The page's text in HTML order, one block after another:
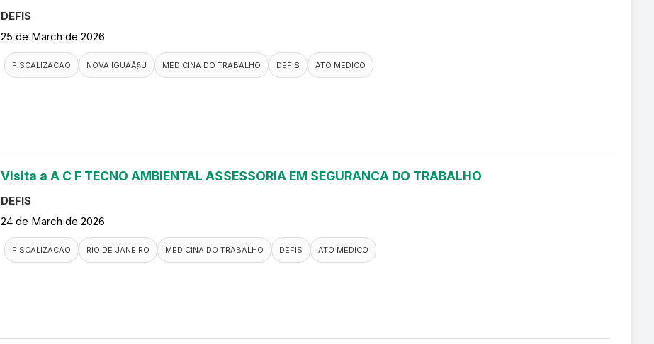
DEFIS
25 de March de 2026
FISCALIZACAO NOVA IGUAÃ§U MEDICINA DO TRABALHO DEFIS ATO MEDICO
Visita a A C F TECNO AMBIENTAL ASSESSORIA EM SEGURANCA DO TRABALHO
DEFIS
24 de March de 2026
FISCALIZACAO RIO DE JANEIRO MEDICINA DO TRABALHO DEFIS ATO MEDICO